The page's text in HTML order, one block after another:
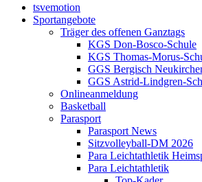
tsvemotion
Sportangebote
Träger des offenen Ganztags
KGS Don-Bosco-Schule
KGS Thomas-Morus-
GGS Bergisch
GGS Astrid-Lindgren-
Onlineanmeldung
Basketball
Parasport
Parasport News
Sitzvolleyball-DM 2026
Para Leichtathletik
Para Leichtathletik